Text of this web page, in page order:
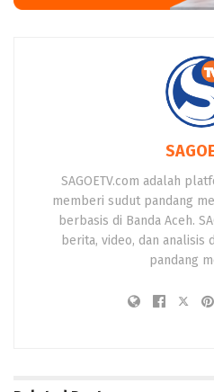
SAGOETV.com adalah
memberi sudut pandang
berbasis di Banda Aceh.
berita, video, dan analisis
pandang